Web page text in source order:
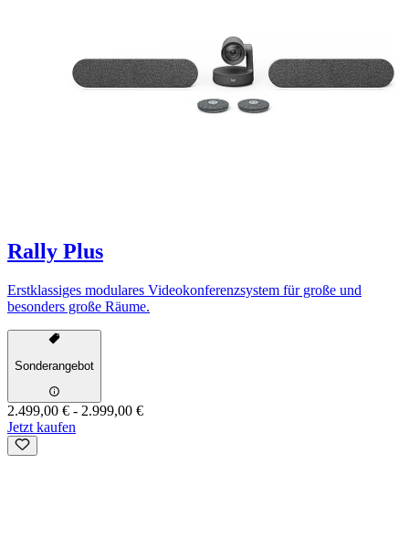
Rally Plus
Erstklassiges modulares Videokonferenzsystem für große und
besonders große Räume.
Sonderangebot
2.499,00 € - 2.999,00 €
Jetzt kaufen